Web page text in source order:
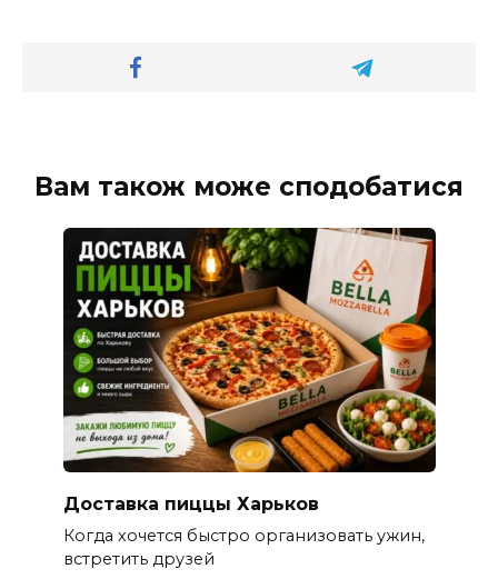
Вам також може сподобатися
Доставка пиццы Харьков
Когда хочется быстро организовать ужин,
встретить друзей